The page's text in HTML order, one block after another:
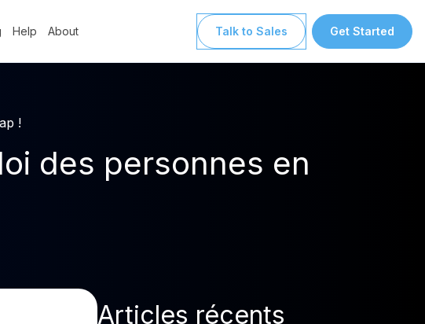
Help About Talk to Sales Get Started
!
des personnes en
Articles récents